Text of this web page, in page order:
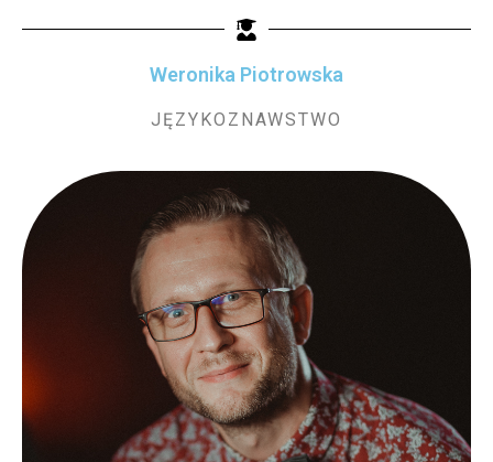
Weronika Piotrowska
JĘZYKOZNAWSTWO